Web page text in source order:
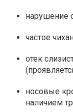
нарушение
частое
отек
носовые
наличием